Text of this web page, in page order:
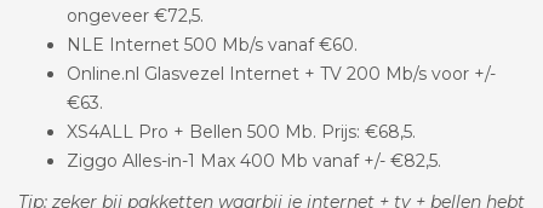
ongeveer €72,5.
NLE Internet 500 Mb/s vanaf €60.
Online.nl Glasvezel Internet + TV 200 Mb/s voor +/-
€63.
XS4ALL Pro + Bellen 500 Mb. Prijs: €68,5.
Ziggo Alles-in-1 Max 400 Mb vanaf +/- €82,5.
Tip: zeker bij pakketten waarbij je internet + tv + bellen hebt